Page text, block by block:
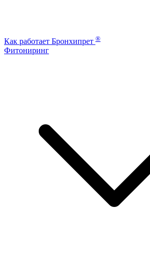
Как работает Бронхипрет ®
Фитониринг